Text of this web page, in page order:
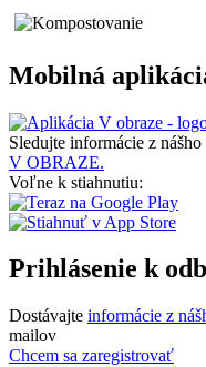
Mobilná
Sledujte informácie z
V OBRAZE.
Voľne k stiahnutiu:
Prihlásenie k
Dostávajte informácie z
mailov
Chcem sa zaregistrovať